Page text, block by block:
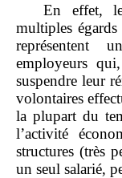
En effet,
multiples égards
représentent
employeurs
suspendre leur
volontaires
la plupart du
l’activité
structures (très
un seul salarié,